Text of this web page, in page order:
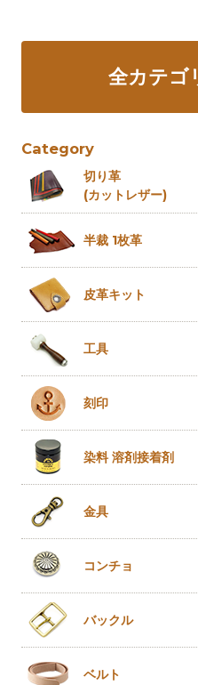
全カテゴ
Category
切り革
(カットレザー)
半裁 1枚革
皮革キット
工具
刻印
染料 溶剤接着剤
金具
コンチョ
バックル
ベルト